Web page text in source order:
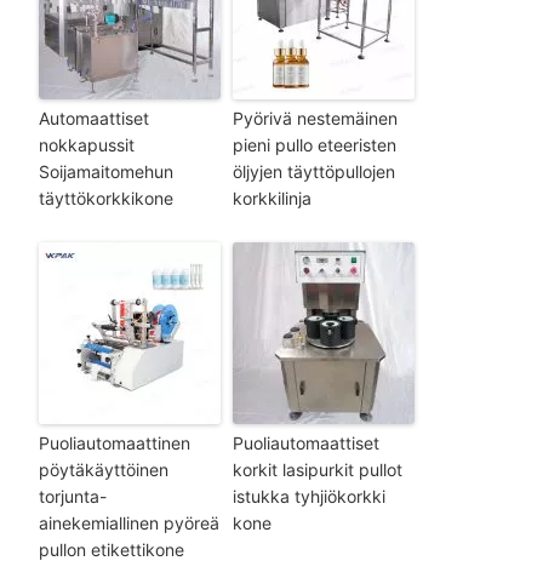
Automaattiset
nokkapussit
Soijamaitomehun
täyttökorkkikone
Pyörivä nestemäinen
pieni pullo eteeristen
öljyjen täyttöpullojen
korkkilinja
Puoliautomaattinen
pöytäkäyttöinen
torjunta-
ainekemiallinen pyöreä
pullon etikettikone
Puoliautomaattiset
korkit lasipurkit pullot
istukka tyhjiökorkki
kone